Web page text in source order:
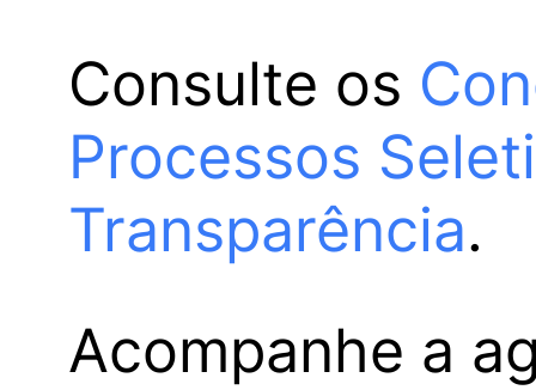
Consulte os
Processos
Transparência.
Acompanhe a